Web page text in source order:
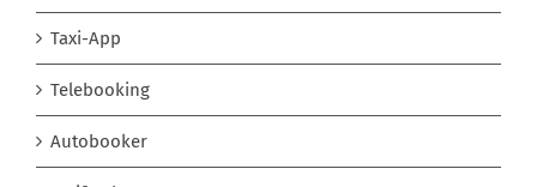
Taxi-App
Telebooking
Autobooker